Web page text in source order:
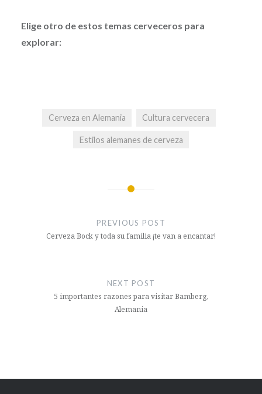
Elige otro de estos temas cerveceros para
explorar:
Cerveza en Alemania Cultura cervecera
Estilos alemanes de cerveza
PREVIOUS POST
Cerveza Bock y toda su familia ¡te van a encantar!
NEXT POST
5 importantes razones para visitar Bamberg,
Alemania